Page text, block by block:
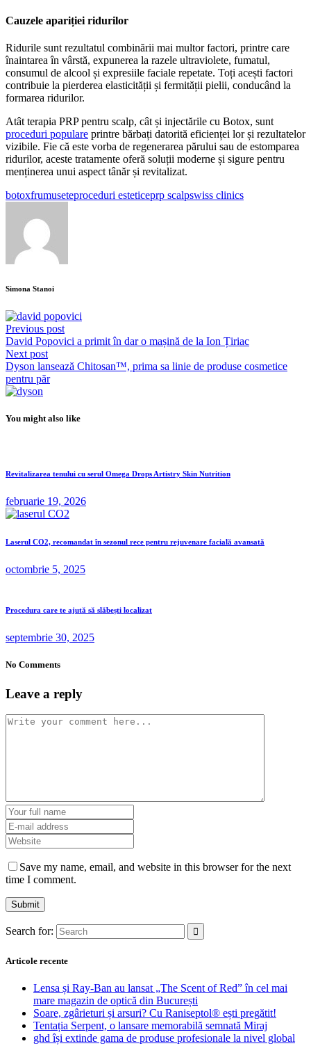
Cauzele apariției ridurilor
Ridurile sunt rezultatul combinării mai multor factori, printre care
înaintarea în vârstă, expunerea la razele ultraviolete, fumatul,
consumul de alcool și expresiile faciale repetate. Toți acești factori
contribuie la pierderea elasticității și fermității pielii, conducând la
formarea ridurilor.
Atât terapia PRP pentru scalp, cât și injectările cu Botox, sunt
proceduri populare printre bărbați datorită eficienței lor și rezultatelor
vizibile. Fie că este vorba de regenerarea părului sau de estomparea
ridurilor, aceste tratamente oferă soluții moderne și sigure pentru
menținerea unui aspect tânăr și revitalizat.
botoxfrumuseteproceduri esteticeprp scalpswiss clinics
Simona Stanoi
Previous post
David Popovici a primit în dar o mașină de la Ion Țiriac
Next post
Dyson lansează Chitosan™, prima sa linie de produse cosmetice
pentru păr
You might also like
Revitalizarea tenului cu serul Omega Drops Artistry Skin Nutrition
februarie 19, 2026
Laserul CO2, recomandat în sezonul rece pentru rejuvenare facială avansată
octombrie 5, 2025
Procedura care te ajută să slăbești localizat
septembrie 30, 2025
No Comments
Leave a reply
Save my name, email, and website in this browser for the next
time I comment.
Search for:
Articole recente
Lensa și Ray-Ban au lansat „The Scent of Red” în cel mai
mare magazin de optică din București
Soare, zgârieturi și arsuri? Cu Raniseptol® ești pregătit!
Tentația Serpent, o lansare memorabilă semnată Miraj
ghd își extinde gama de produse profesionale la nivel global